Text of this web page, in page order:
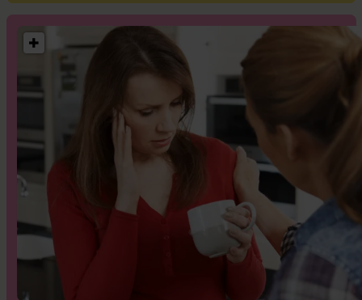
solbeskyttelse. Værdi: 386 kr.
Et gavekort til skomærket
Skechers. Værdi: 1.000 kr.
Fødselsdagsdug og
stofservietter fra danske
Langkilde & Søn. Dug,
140x200 cm. Stofservietter,
50x50 cm. Værdi: 1.900 kr.
Hot Air Styler Deluxe fra